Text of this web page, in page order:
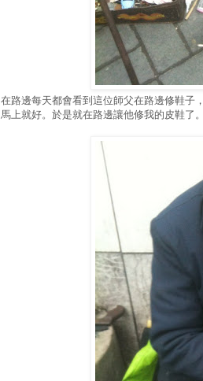
在路邊每天都會看到這位師父在路邊修鞋子
馬上就好。於是就在路邊讓他修我的皮鞋了。